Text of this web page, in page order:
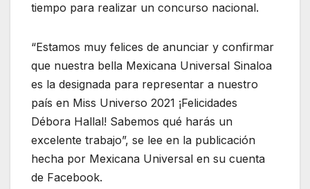
tiempo para realizar un concurso nacional.
“Estamos muy felices de anunciar y confirmar
que nuestra bella Mexicana Universal Sinaloa
es la designada para representar a nuestro
país en Miss Universo 2021 ¡Felicidades
Débora Hallal! Sabemos qué harás un
excelente trabajo”, se lee en la publicación
hecha por Mexicana Universal en su cuenta
de Facebook.